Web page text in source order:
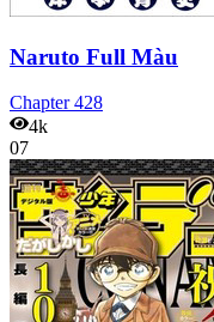
Naruto Full Màu
Chapter428
4k
07